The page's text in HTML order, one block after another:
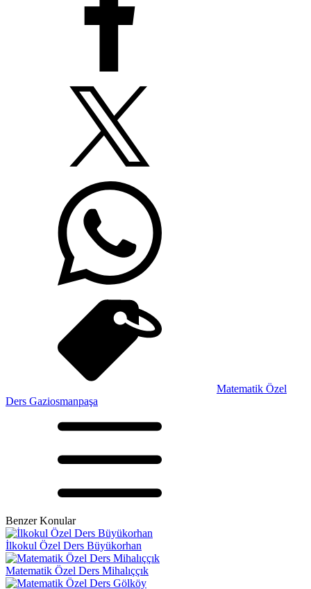
Matematik Özel
Ders Gaziosmanpaşa
Benzer Konular
İlkokul Özel Ders Büyükorhan
Matematik Özel Ders Mihalıççık